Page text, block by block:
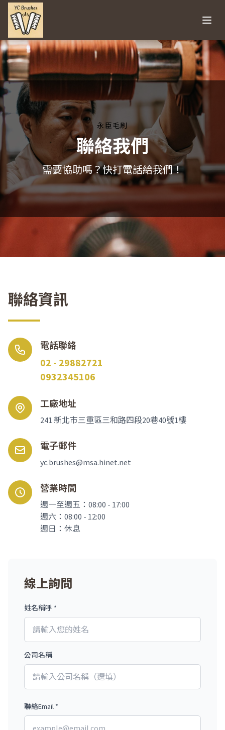
永臣毛刷
聯絡我們
需要協助嗎？快打電話給我們！
聯絡資訊
電話聯絡
02 - 29882721
0932345106
工廠地址
241 新北市三重區三和路四段20巷40號1樓
電子郵件
yc.brushes@msa.hinet.net
營業時間
週一至週五：08:00 - 17:00
週六：08:00 - 12:00
週日：休息
線上詢問
姓名稱呼 *
公司名稱
聯絡Email *